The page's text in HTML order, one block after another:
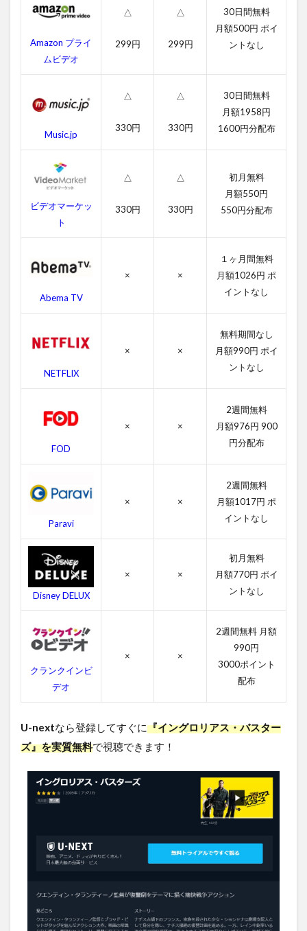
バス
ター
あら
すじ
イン
グロ
ス・
バス
ズの
作品
情報
4.1
イン
リア
ス・
ター
ズの
グロ
バス
ズの
吹き
声優
4.3
イン
グロ
リア
ス・
バス
ター
ズの
スタ
ッフ
4.4
イン
リア
ス・
バス
ズの
関連
イン
グロ
バス
ター
ズを
Amazon プライ
ムビデオ
△
299円
△
299円
30日間無料
月額500円 ポイ
ントなし
Music.jp
△
330円
△
330円
30日間無料
月額1958円
1600円分配布
ビデオマーケッ
ト
△
330円
△
330円
初月無料
月額550円
550円分配布
Abema TV
× ×
１ヶ月間無料
月額1026円 ポ
イントなし
NETFLIX
× ×
無料期間なし
月額990円 ポイ
ントなし
FOD
× ×
2週間無料
月額976円 900
円分配布
Paravi
× ×
2週間無料
月額1017円 ポ
イントなし
Disney DELUX
× ×
初月無料
月額770円 ポイ
ントなし
クランクインビ
デオ
× ×
2週間無料 月額
990円
3000ポイント
配布
U-nextなら登録してすぐに『イングロリアス・バスター
ズ』を実質無料で視聴できます！